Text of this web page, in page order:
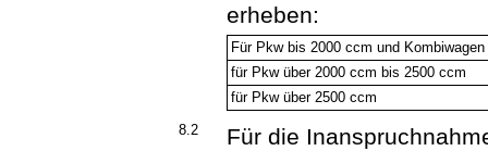
erheben:
Für Pkw bis 2000 ccm und Kombiwagen
für Pkw über 2000 ccm bis 2500 ccm
für Pkw über 2500 ccm
8.2
Für die